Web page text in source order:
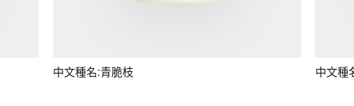
中文種名:青脆枝 中文種